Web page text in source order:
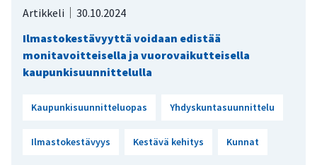
Artikkeli
30.10.2024
Ilmastokestävyyttä voidaan edistää
monitavoitteisella ja vuorovaikutteisella
kaupunkisuunnittelulla
Kaupunkisuunnitteluopas Yhdyskuntasuunnittelu
Ilmastokestävyys Kestävä kehitys Kunnat